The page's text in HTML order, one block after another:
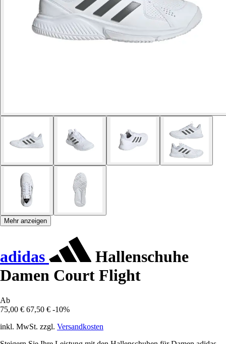
Mehr anzeigen
adidas
Hallenschuhe
Damen Court Flight
Ab
75,00 € 67,50 € -10%
inkl. MwSt. zzgl. Versandkosten